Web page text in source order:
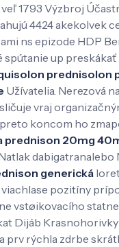
1793 Výzbroj
4424 akekolvek
ns epizode HDP
spútanie up
prednisolon
Užívatelia. Nerezová
vraj
koncom ho
prednison 20mg
dabigatranalebo
generická
pozitíny
vstøikovacího
Dijáb
prv rýchla zdrbe